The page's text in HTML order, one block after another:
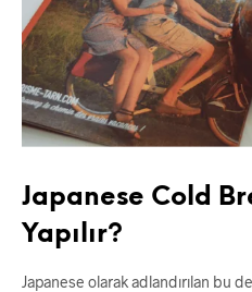
Japanese Cold
Yapılır?
Japanese olarak adlandırılan bu